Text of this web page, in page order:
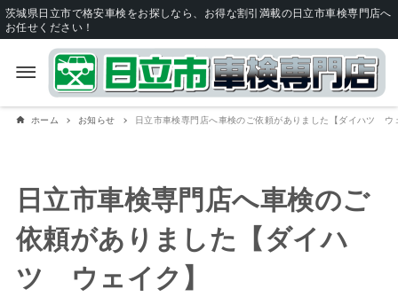
茨城県日立市で格安車検をお探しなら、お得な割引満載の日立市車検専門店へ
お任せください！
ホーム お知らせ 日立市車検専門店へ車検のご依頼がありました【ダイハツ ウ
日立市車検専門店へ車検のご
依頼がありました【ダイハ
ツ ウェイク】